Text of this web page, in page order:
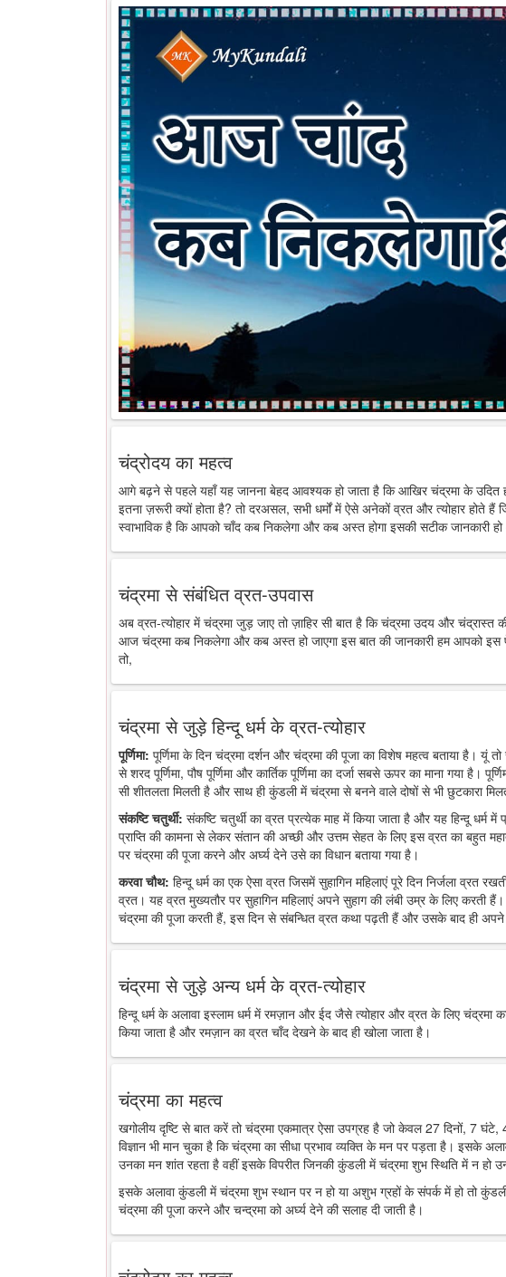
चंद्रोदय का महत्व
आगे बढ़ने से पहले यहाँ यह जानना बेहद आवश्यक हो जाता है कि आखिर चंद्रमा के उदित
इतना ज़रूरी क्यों होता है? तो दरअसल, सभी धर्मों में ऐसे अनेकों व्रत और त्योहार होते हैं
स्वाभाविक है कि आपको चाँद कब निकलेगा और कब अस्त होगा इसकी सटीक जानकारी
चंद्रमा से संबंधित व्रत-उपवास
अब व्रत-त्योहार में चंद्रमा जुड़ जाए तो ज़ाहिर सी बात है कि चंद्रमा उदय और
आज चंद्रमा कब निकलेगा और कब अस्त हो जाएगा इस बात की जानकारी हम आपको इस
तो,
चंद्रमा से जुड़े हिन्दू धर्म के व्रत-त्योहार
पूर्णिमा: पूर्णिमा के दिन चंद्रमा दर्शन और चंद्रमा की पूजा का विशेष महत्व बताया है। यूं
से शरद पूर्णिमा, पौष पूर्णिमा और कार्तिक पूर्णिमा का दर्जा सबसे ऊपर का माना गया
सी शीतलता मिलती है और साथ ही कुंडली में चंद्रमा से बनने वाले दोषों से भी छुटकारा
संकष्टि चतुर्थी: संकष्टि चतुर्थी का व्रत प्रत्येक माह में किया जाता है और यह हिन्दू धर्म
प्राप्ति की कामना से लेकर संतान की अच्छी और उत्तम सेहत के लिए इस व्रत का बहुत
पर चंद्रमा की पूजा करने और अर्घ्य देने उसे का विधान बताया गया है।
करवा चौथ: हिन्दू धर्म का एक ऐसा व्रत जिसमें सुहागिन महिलाएं पूरे दिन निर्जला व्रत
व्रत। यह व्रत मुख्यतौर पर सुहागिन महिलाएं अपने सुहाग की लंबी उम्र के लिए करती हैं।
चंद्रमा की पूजा करती हैं, इस दिन से संबन्धित व्रत कथा पढ़ती हैं और उसके बाद ही अपने
चंद्रमा से जुड़े अन्य धर्म के व्रत-त्योहार
हिन्दू धर्म के अलावा इस्लाम धर्म में रमज़ान और ईद जैसे त्योहार और व्रत के लिए चंद्रमा
किया जाता है और रमज़ान का व्रत चाँद देखने के बाद ही खोला जाता है।
चंद्रमा का महत्व
खगोलीय दृष्टि से बात करें तो चंद्रमा एकमात्र ऐसा उपग्रह है जो केवल 27 दिनों, 7
विज्ञान भी मान चुका है कि चंद्रमा का सीधा प्रभाव व्यक्ति के मन पर पड़ता है। इसके
उनका मन शांत रहता है वहीं इसके विपरीत जिनकी कुंडली में चंद्रमा शुभ स्थिति में न हो
इसके अलावा कुंडली में चंद्रमा शुभ स्थान पर न हो या अशुभ ग्रहों के संपर्क में हो तो
चंद्रमा की पूजा करने और चन्द्रमा को अर्घ्य देने की सलाह दी जाती है।